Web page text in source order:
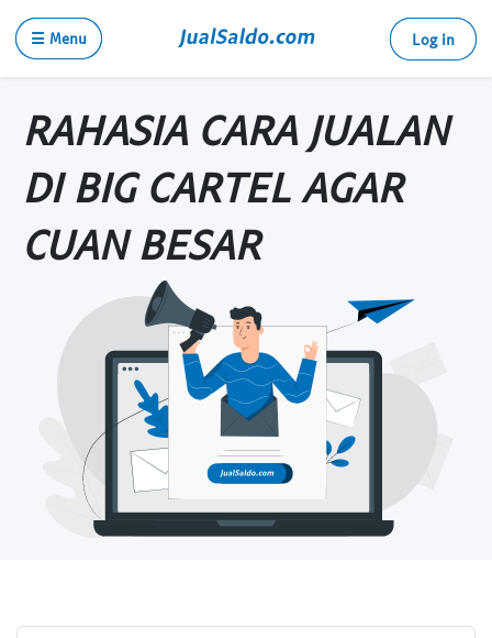
☰ Menu Log in
RAHASIA CARA JUALAN
DI BIG CARTEL AGAR
CUAN BESAR